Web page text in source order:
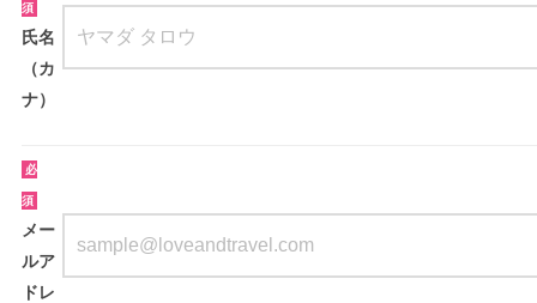
須
氏名
（カ
ナ）
必
須
メー
ルア
ドレ